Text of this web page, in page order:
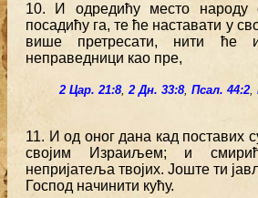
10. И одредићу место
посадићу га, те ће наставати у
више претресати, нити ће
неправедници као пре,
2 Цар. 21:8,2 Дн. 33:8, Псал. 44:2,
11. И од оног дана кад поставих
својим Израиљем; и
непријатеља твојих. Јоште ти
Господ начинити кућу.